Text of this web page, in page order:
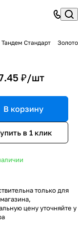
Тандем Стандарт
₽/шт
В корзину
в 1 клик
только для
цену уточняйте у